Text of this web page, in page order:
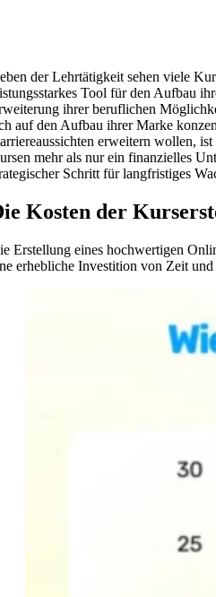
der Lehrtätigkeit sehen viele
Tool für den Aufbau
ihrer beruflichen
auf den Aufbau ihrer Marke
erweitern wollen,
mehr als nur ein finanzielles
Schritt für langfristiges
Kosten der
Erstellung eines hochwertigen
erhebliche Investition von Zeit und